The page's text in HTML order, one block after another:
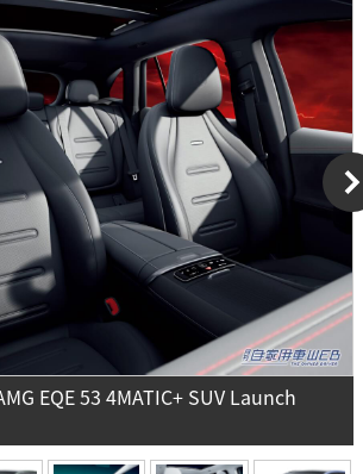
EQE 53 4MATIC+ SUV Launch